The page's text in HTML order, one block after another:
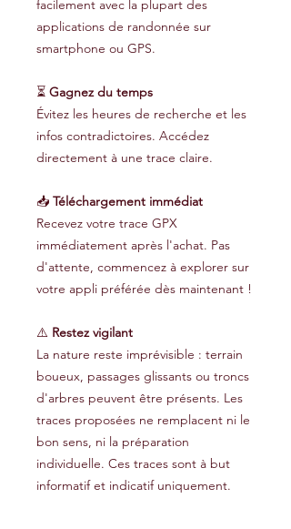
facilement avec la plupart des
applications de randonnée sur
smartphone ou GPS.
⏳ Gagnez du temps
Évitez les heures de recherche et les
infos contradictoires. Accédez
directement à une trace claire.
📥 Téléchargement immédiat
Recevez votre trace GPX
immédiatement après l'achat. Pas
d'attente, commencez à explorer sur
votre appli préférée dès maintenant !
⚠️ Restez vigilant
La nature reste imprévisible : terrain
boueux, passages glissants ou troncs
d'arbres peuvent être présents. Les
traces proposées ne remplacent ni le
bon sens, ni la préparation
individuelle. Ces traces sont à but
informatif et indicatif uniquement.